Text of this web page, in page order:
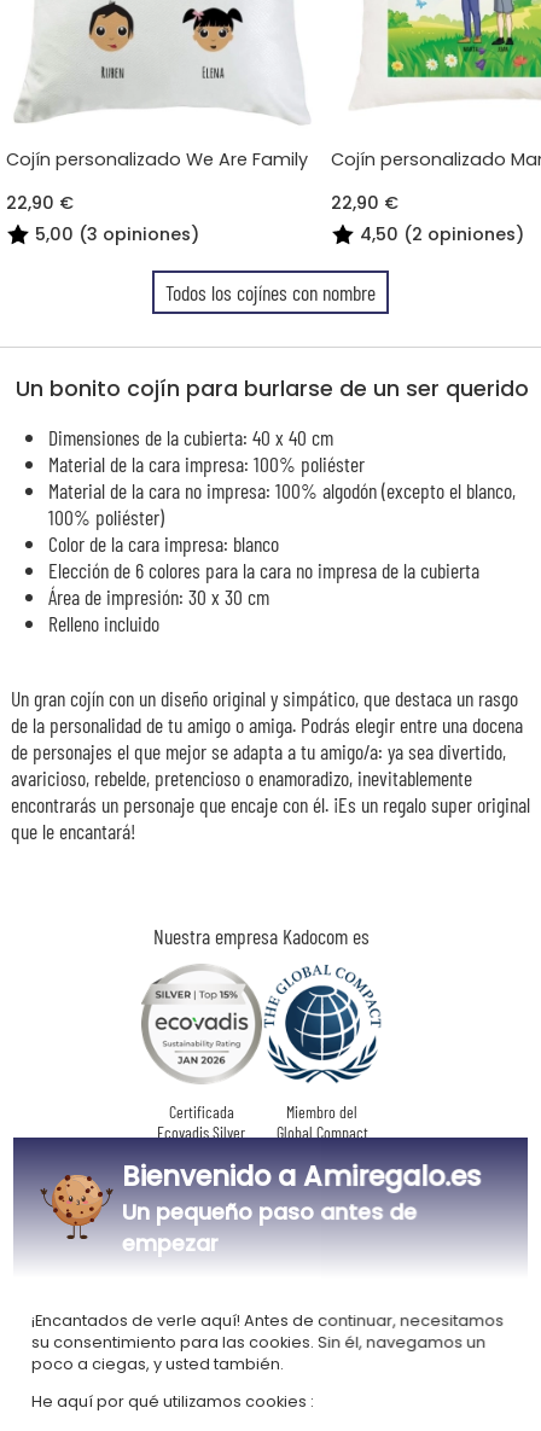
Cojín personalizado We Are Family
22,90 €
5,00 (3 opiniones)
Cojín personalizado
22,90 €
4,50 (2 opiniones)
Todos los cojínes con nombre
Un bonito cojín para burlarse de un ser querido
Dimensiones de la cubierta: 40 x 40 cm
Material de la cara impresa: 100% poliéster
Material de la cara no impresa: 100% algodón (excepto el blanco,
100% poliéster)
Color de la cara impresa: blanco
Elección de 6 colores para la cara no impresa de la cubierta
Área de impresión: 30 x 30 cm
Relleno incluido
Nuestra empresa Kadocom es
Certificada
Ecovadis Silver
Miembro del
Global Compact
Nuestro enfoque RSE|Glosario de etiquetas
Este regalo es
Personalizado
Un gran cojín con un diseño original y simpático, que destaca un rasgo
de la personalidad de tu amigo o amiga. Podrás elegir entre una docena
de personajes el que mejor se adapta a tu amigo/a: ya sea divertido,
avaricioso, rebelde, pretencioso o enamoradizo, inevitablemente
encontrarás un personaje que encaje con él. ¡Es un regalo super original
que le encantará!
Bienvenido a Amiregalo.es
Un pequeño paso antes de
empezar
¡Encantados de verle aquí! Antes de continuar, necesitamos
su consentimiento para las cookies. Sin él, navegamos un
poco a ciegas, y usted también.
He aquí por qué utilizamos cookies :